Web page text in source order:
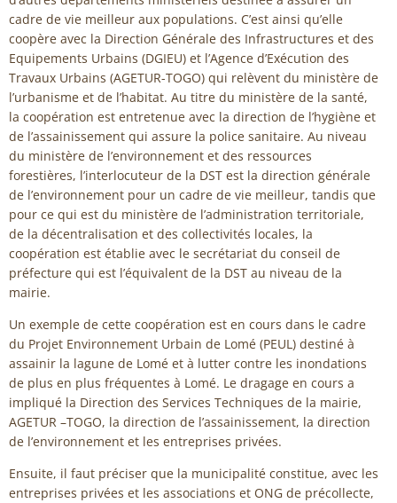
cadre de vie meilleur aux populations. C’est ainsi qu’elle
coopère avec la Direction Générale des Infrastructures et des
Equipements Urbains (DGIEU) et l’Agence d’Exécution des
Travaux Urbains (AGETUR-TOGO) qui relèvent du ministère de
l’urbanisme et de l’habitat. Au titre du ministère de la santé,
la coopération est entretenue avec la direction de l’hygiène et
de l’assainissement qui assure la police sanitaire. Au niveau
du ministère de l’environnement et des ressources
forestières, l’interlocuteur de la DST est la direction générale
de l’environnement pour un cadre de vie meilleur, tandis que
pour ce qui est du ministère de l’administration territoriale,
de la décentralisation et des collectivités locales, la
coopération est établie avec le secrétariat du conseil de
préfecture qui est l’équivalent de la DST au niveau de la
mairie.
Un exemple de cette coopération est en cours dans le cadre
du Projet Environnement Urbain de Lomé (PEUL) destiné à
assainir la lagune de Lomé et à lutter contre les inondations
de plus en plus fréquentes à Lomé. Le dragage en cours a
impliqué la Direction des Services Techniques de la mairie,
AGETUR –TOGO, la direction de l’assainissement, la direction
de l’environnement et les entreprises privées.
Ensuite, il faut préciser que la municipalité constitue, avec les
entreprises privées et les associations et ONG de précollecte,